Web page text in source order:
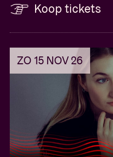
Koop tickets
ZO 15 NOV 26